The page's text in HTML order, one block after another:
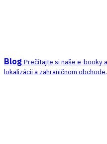
Blog Prečítajte si naše e-booky
lokalizácii a zahraničnom obchode.